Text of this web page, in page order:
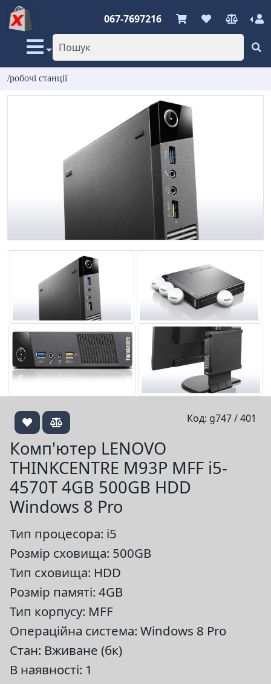
067-7697216
/робочі станції
Код: g747 / 401
Комп'ютер LENOVO
THINKCENTRE M93P MFF i5-
4570T 4GB 500GB HDD
Windows 8 Pro
Тип процесора: i5
Розмір сховища: 500GB
Тип сховища: HDD
Розмір памяті: 4GB
Тип корпусу: MFF
Операційна система: Windows 8 Pro
Стан: Вживане (бк)
В наявності: 1